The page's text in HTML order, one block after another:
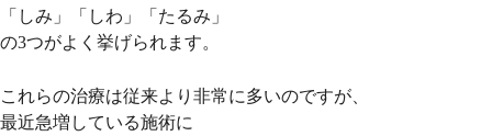
「しみ」「しわ」「たるみ」
の3つがよく挙げられます。
これらの治療は従来より非常に多いのですが、
最近急増している施術に